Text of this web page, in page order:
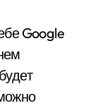
Google